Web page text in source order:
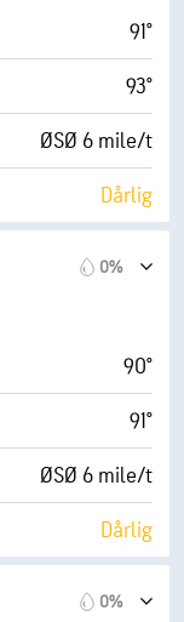
50%
69° F
5 (Middels)
15%
91°
93°
ØSØ 6 mile/t
Dårlig
54%
70° F
0 (Mørkt)
20%
0%
90°
91°
ØSØ 6 mile/t
Dårlig
0%